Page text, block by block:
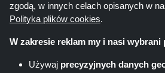
zgodą, w innych celach opisanych w
Polityka plików cookies.
W zakresie reklam my i nasi wybrani
Używaj precyzyjnych danych